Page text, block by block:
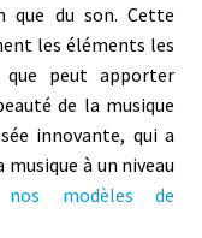
que du son. Cette
les éléments les
que peut apporter
de la musique
innovante, qui a
à un niveau
modèles de